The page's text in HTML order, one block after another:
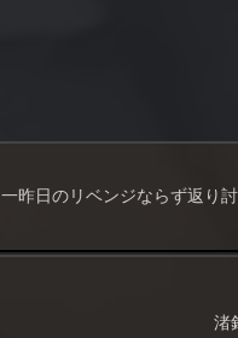
一昨日のリベンジならず返り討
渚